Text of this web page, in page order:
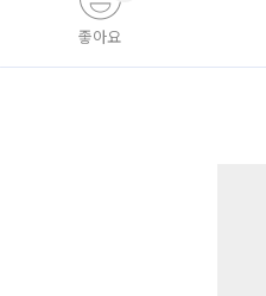
좋아요